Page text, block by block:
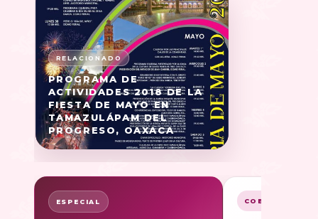
PROGRAMA DE
ACTIVIDADES 2018 DE LA
FIESTA DE MAYO EN
TAMAZULÁPAM DEL
PROGRESO, OAXACA
ESPECIAL COBERTURA